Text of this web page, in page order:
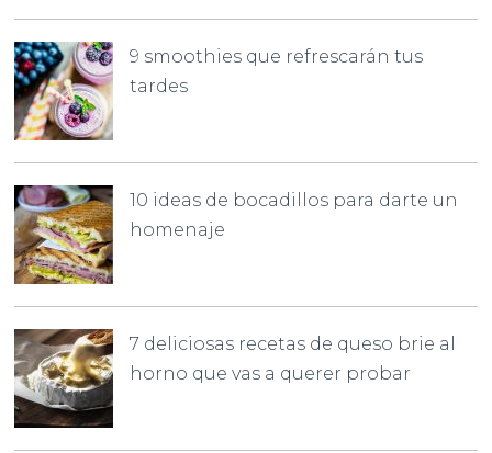
9 smoothies que refrescarán tus
tardes
10 ideas de bocadillos para darte un
homenaje
7 deliciosas recetas de queso brie al
horno que vas a querer probar